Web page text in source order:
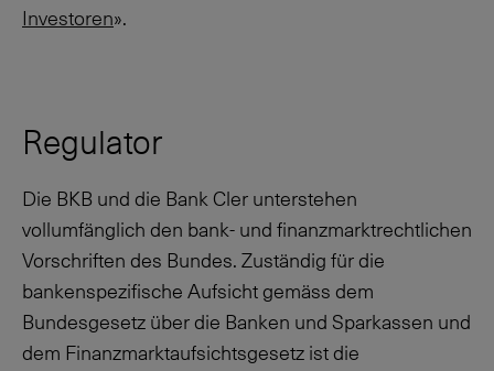
Investoren».
Regulator
Die BKB und die Bank Cler unterstehen
vollumfänglich den bank- und finanzmarktrechtlichen
Vorschriften des Bundes. Zuständig für die
bankenspezifische Aufsicht gemäss dem
Bundesgesetz über die Banken und Sparkassen und
dem Finanzmarktaufsichtsgesetz ist die